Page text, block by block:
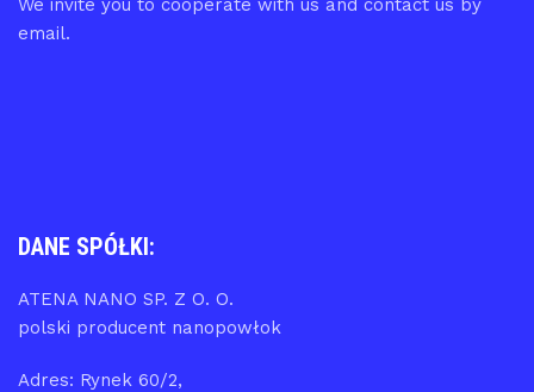
We invite you to cooperate with us and contact us by
email.
DANE SPÓŁKI:
ATENA NANO SP. Z O. O.
polski producent nanopowłok
Adres: Rynek 60/2,